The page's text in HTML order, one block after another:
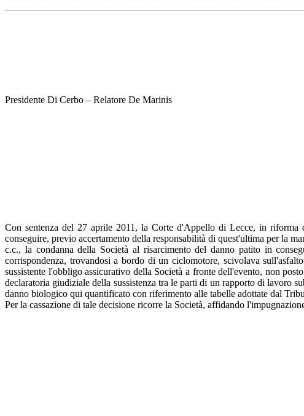
Presidente Di Cerbo – Relatore De Marinis
Con sentenza del 27 aprile 2011, la Corte d'Appello di Lecce, in
conseguire, previo accertamento della responsabilità di quest'ultima per la
c.c., la condanna della Società al risarcimento del danno patito in
corrispondenza, trovandosi a bordo di un ciclomotore, scivolava
sussistente l'obbligo assicurativo della Società a fronte dell'evento, non
declaratoria giudiziale della sussistenza tra le parti di un rapporto di lavoro
danno biologico qui quantificato con riferimento alle tabelle adottate dal
Per la cassazione di tale decisione ricorre la Società, affidando